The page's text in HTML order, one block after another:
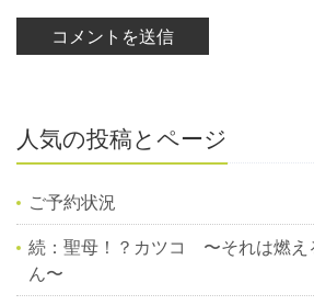
人気の投稿とページ
ご予約状況
続：聖母！？カツコ 〜それは燃え
ん〜